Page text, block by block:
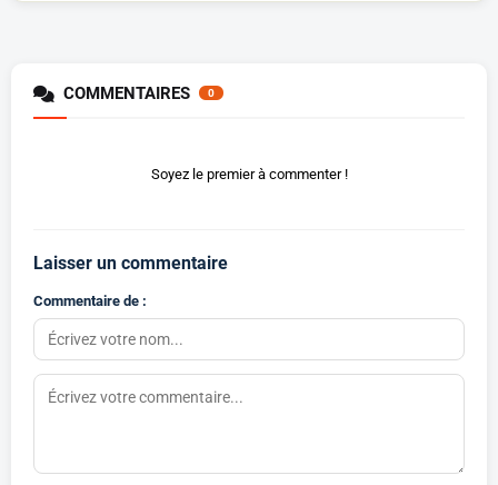
COMMENTAIRES 0
Soyez le premier à commenter !
Laisser un commentaire
Commentaire de :